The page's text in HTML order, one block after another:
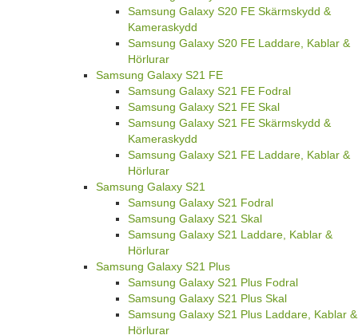
Samsung Galaxy S20 FE Skärmskydd &
Kameraskydd
Samsung Galaxy S20 FE Laddare, Kablar &
Hörlurar
Samsung Galaxy S21 FE
Samsung Galaxy S21 FE Fodral
Samsung Galaxy S21 FE Skal
Samsung Galaxy S21 FE Skärmskydd &
Kameraskydd
Samsung Galaxy S21 FE Laddare, Kablar &
Hörlurar
Samsung Galaxy S21
Samsung Galaxy S21 Fodral
Samsung Galaxy S21 Skal
Samsung Galaxy S21 Laddare, Kablar &
Hörlurar
Samsung Galaxy S21 Plus
Samsung Galaxy S21 Plus Fodral
Samsung Galaxy S21 Plus Skal
Samsung Galaxy S21 Plus Laddare, Kablar &
Hörlurar